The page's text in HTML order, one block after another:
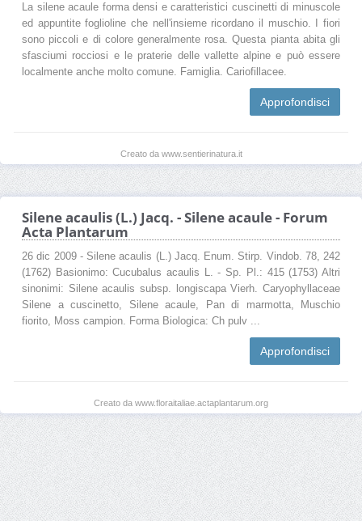
La silene acaule forma densi e caratteristici cuscinetti di minuscole
ed appuntite foglioline che nell'insieme ricordano il muschio. I fiori
sono piccoli e di colore generalmente rosa. Questa pianta abita gli
sfasciumi rocciosi e le praterie delle vallette alpine e può essere
localmente anche molto comune. Famiglia. Cariofillacee.
Approfondisci
Creato da www.sentierinatura.it
Silene acaulis (L.) Jacq. - Silene acaule - Forum
Acta Plantarum
26 dic 2009 - Silene acaulis (L.) Jacq. Enum. Stirp. Vindob. 78, 242
(1762) Basionimo: Cucubalus acaulis L. - Sp. Pl.: 415 (1753) Altri
sinonimi: Silene acaulis subsp. longiscapa Vierh. Caryophyllaceae
Silene a cuscinetto, Silene acaule, Pan di marmotta, Muschio
fiorito, Moss campion. Forma Biologica: Ch pulv ...
Approfondisci
Creato da www.floraitaliae.actaplantarum.org